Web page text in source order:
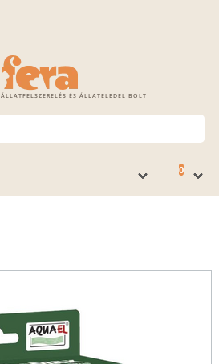
ÁLLATFELSZERELÉS ÉS ÁLLATELEDEL BOLT
0